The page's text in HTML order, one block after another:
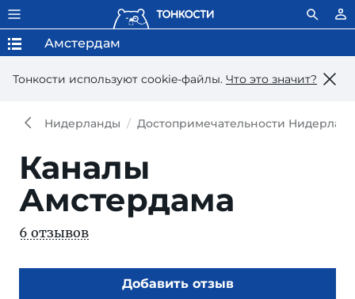
Тонкости используют сookie-файлы. Что это значит?
Амстердам
Нидерланды Достопримечательности
Каналы
Амстердама
6 отзывов
Добавить отзыв